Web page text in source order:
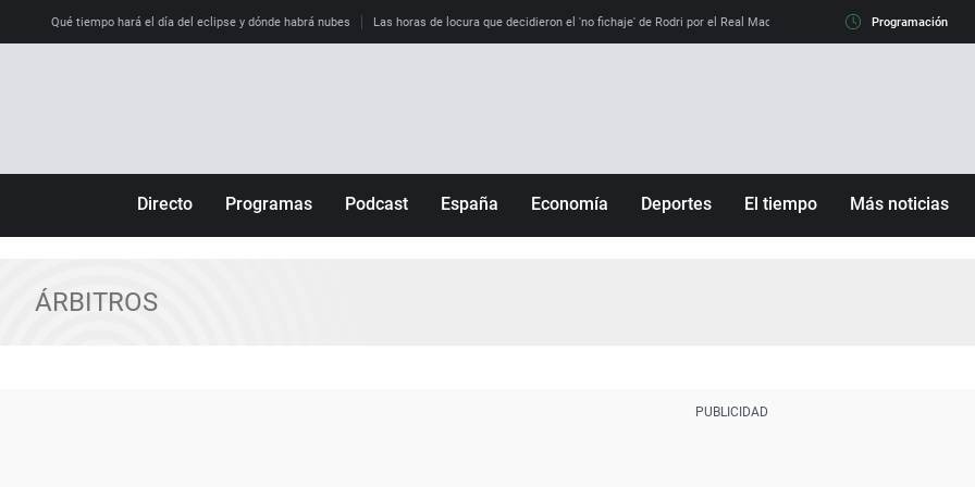
Qué tiempo hará el día del eclipse y dónde habrá nubes Las horas de locura que decidieron el 'no fichaje' de Rodri por el Real Madrid y su 'sí' al Barça La llamada
Programación
Directo Programas Podcast España Economía Deportes El tiempo Más noticias
ÁRBITROS